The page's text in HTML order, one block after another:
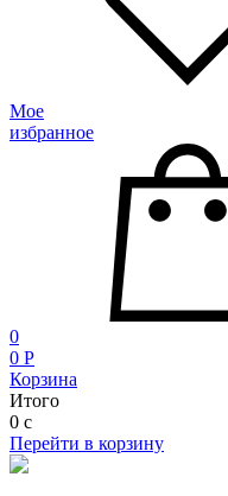
Мое
избранное
0
0 P
Корзина
Итого
0 c
Перейти в корзину